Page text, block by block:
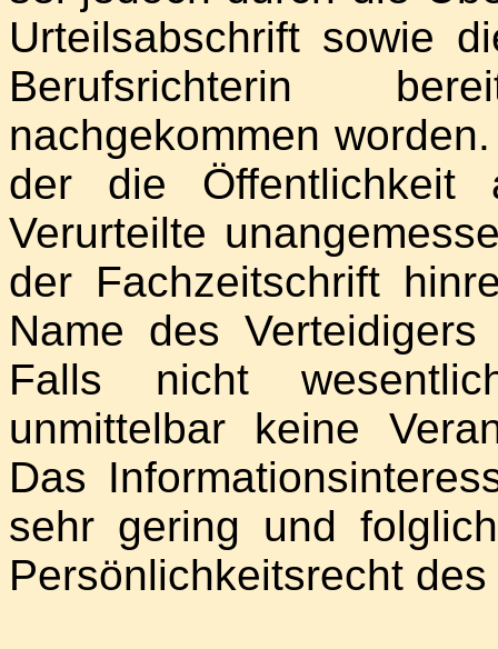
Urteilsabschrift sowie
Berufsrichterin
nachgekommen
der die Öffentlichkeit
Verurteilte
der Fachzeitschrift
Name des
Falls nicht
unmittelbar keine
Das
sehr gering und
Persönlichkeitsrecht